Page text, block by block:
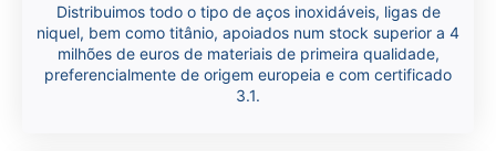
Distribuimos todo o tipo de aços inoxidáveis, ligas de
niquel, bem como titânio, apoiados num stock superior a 4
milhões de euros de materiais de primeira qualidade,
preferencialmente de origem europeia e com certificado
3.1.